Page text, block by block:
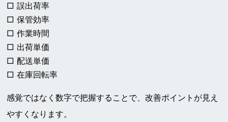
□ 誤出荷率
□ 保管効率
□ 作業時間
□ 出荷単価
□ 配送単価
□ 在庫回転率
感覚ではなく数字で把握することで、改善ポイントが見え
やすくなります。